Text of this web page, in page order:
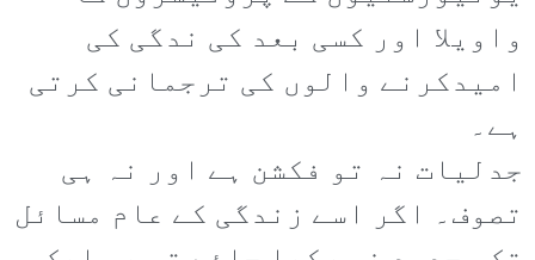
واویلا اور کسی بعد کی ندگی کی
امیدکرنے والوں کی ترجمانی کرتی
ہے۔
جدلیات نہ تو فکشن ہے اور نہ ہی
تصوف۔ اگر اسے زندگی کے عام مسائل